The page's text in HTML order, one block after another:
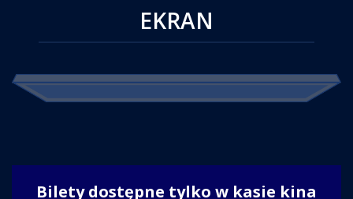
EKRAN
Bilety dostępne tylko w kasie kina